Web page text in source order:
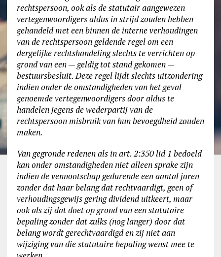
rechtspersoon, ook als de statutair aangewezen
vertegenwoordigers aldus in strijd zouden hebben
gehandeld met een binnen de interne verhoudingen
van de rechtspersoon geldende regel om een
dergelijke rechtshandeling slechts te verrichten op
grond van een — geldig tot stand gekomen —
bestuursbesluit. Deze regel lijdt slechts uitzondering
indien onder de omstandigheden van het geval
genoemde vertegenwoordigers door aldus te
handelen jegens de wederpartij van de
rechtspersoon misbruik van hun bevoegdheid zouden
maken.
Van gegronde redenen als in art. 2:350 lid 1 bedoeld
kan onder omstandigheden niet alleen sprake zijn
indien de vennootschap gedurende een aantal jaren
zonder dat haar belang dat rechtvaardigt, geen of
verhoudingsgewijs gering dividend uitkeert, maar
ook als zij dat doet op grond van een statutaire
bepaling zonder dat zulks (nog langer) door dat
belang wordt gerechtvaardigd en zij niet aan
wijziging van die statutaire bepaling wenst mee te